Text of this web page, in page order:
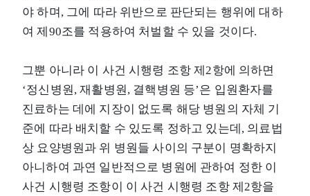
야 하며, 그에 따라 위반으로 판단되는 행위에 대하
여 제90조를 적용하여 처벌할 수 있을 것이다.
그뿐 아니라 이 사건 시행령 조항 제2항에 의하면
‘정신병원, 재활병원, 결핵병원 등’은 입원환자를
진료하는 데에 지장이 없도록 해당 병원의 자체 기
준에 따라 배치할 수 있도록 정하고 있는데, 의료법
상 요양병원과 위 병원들 사이의 구분이 명확하지
아니하여 과연 일반적으로 병원에 관하여 정한 이
사건 시행령 조항이 이 사건 시행령 조항 제2항을